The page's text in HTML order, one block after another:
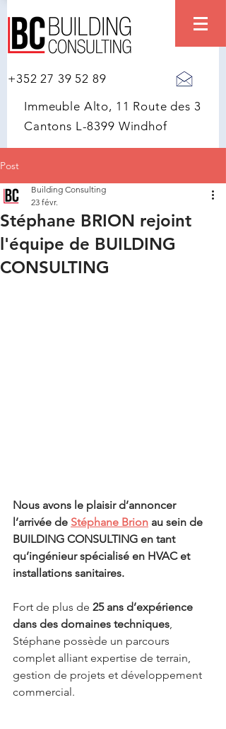
+352 27 39 52 89
Immeuble Alto, 11 Route des 3
Cantons L-8399 Windhof
Post
Stéphane BRION rejoint
l'équipe de BUILDING
CONSULTING
Building Consulting
23 févr.
Nous avons le plaisir d’annoncer
l’arrivée de Stéphane Brion au sein de
BUILDING CONSULTING en tant
qu’ingénieur spécialisé en HVAC et
installations sanitaires.
Fort de plus de 25 ans d’expérience
dans des domaines techniques,
Stéphane possède un parcours
complet alliant expertise de terrain,
gestion de projets et développement
commercial.